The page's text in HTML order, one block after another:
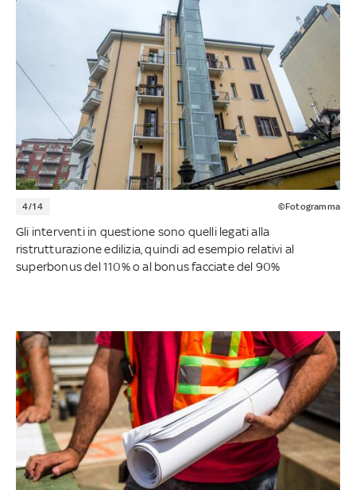
4/14 ©Fotogramma
Gli interventi in questione sono quelli legati alla
ristrutturazione edilizia, quindi ad esempio relativi al
superbonus del 110% o al bonus facciate del 90%